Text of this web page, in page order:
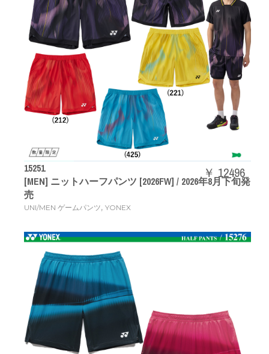
15251
[MEN] ニットハーフパンツ [2026FW] / 2026年8月下旬発
売
UNI/MEN ゲームパンツ, YONEX
￥ 12496